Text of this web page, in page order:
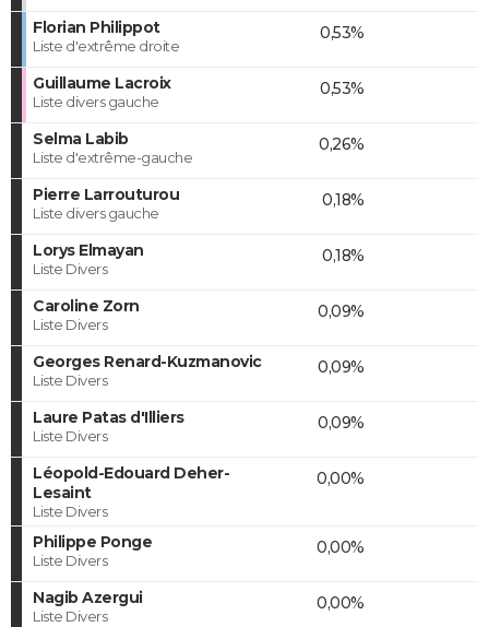
Florian Philippot
Liste d'extrême droite
0,53%
Guillaume Lacroix
Liste divers gauche
0,53%
Selma Labib
Liste d'extrême-gauche
0,26%
Pierre Larrouturou
Liste divers gauche
0,18%
Lorys Elmayan
Liste Divers
0,18%
Caroline Zorn
Liste Divers
0,09%
Georges Renard-Kuzmanovic
Liste Divers
0,09%
Laure Patas d'Illiers
Liste Divers
0,09%
Léopold-Edouard Deher-
Lesaint
Liste Divers
0,00%
Philippe Ponge
Liste Divers
0,00%
Nagib Azergui
Liste Divers
0,00%